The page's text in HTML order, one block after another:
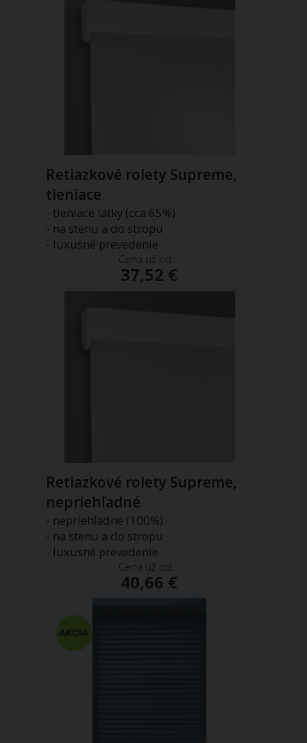
Retiazkové rolety Supreme,
tieniace
- tieniace látky (cca 65%)
- na stenu a do stropu
- luxusné prevedenie
Cena už od...
37,52 €
Retiazkové rolety Supreme,
nepriehľadné
- nepriehľadné (100%)
- na stenu a do stropu
- luxusné prevedenie
Cena už od...
40,66 €